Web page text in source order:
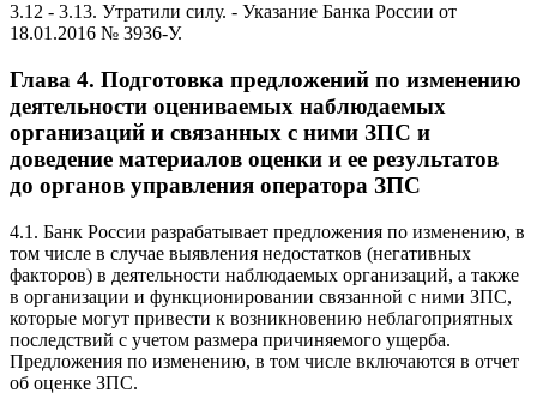
3.12 - 3.13. Утратили силу. - Указание Банка России от
18.01.2016 № 3936-У.
Глава 4. Подготовка предложений по изменению
деятельности оцениваемых наблюдаемых
организаций и связанных с ними ЗПС и
доведение материалов оценки и ее результатов
до органов управления оператора ЗПС
4.1. Банк России разрабатывает предложения по изменению, в
том числе в случае выявления недостатков (негативных
факторов) в деятельности наблюдаемых организаций, а также
в организации и функционировании связанной с ними ЗПС,
которые могут привести к возникновению неблагоприятных
последствий с учетом размера причиняемого ущерба.
Предложения по изменению, в том числе включаются в отчет
об оценке ЗПС.